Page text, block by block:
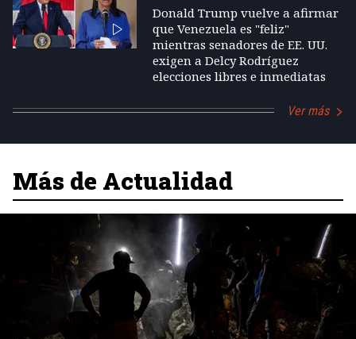
Donald Trump vuelve a afirmar
que Venezuela es "feliz"
mientras senadores de EE. UU.
exigen a Delcy Rodríguez
elecciones libres e inmediatas
Ver más
Más de Actualidad